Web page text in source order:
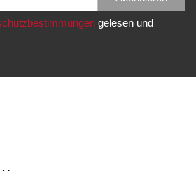
gelesen und